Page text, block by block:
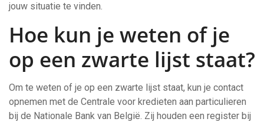
jouw situatie te vinden.
Hoe kun je weten of je
op een zwarte lijst staat?
Om te weten of je op een zwarte lijst staat, kun je contact
opnemen met de Centrale voor kredieten aan particulieren
bij de Nationale Bank van België. Zij houden een register bij